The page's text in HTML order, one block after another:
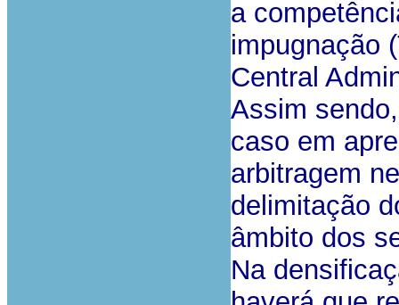
a
impugnação
Central
Assim
caso em
arbitragem
delimitação
âmbito dos
Na